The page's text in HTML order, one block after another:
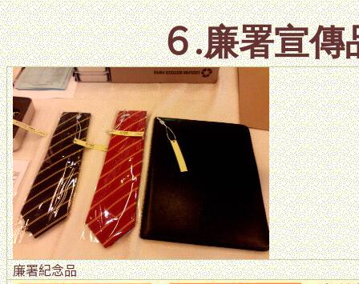
６.廉署宣傳
廉署紀念品